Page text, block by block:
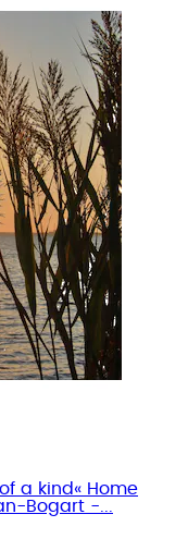
a kind« Home
Bogart -...